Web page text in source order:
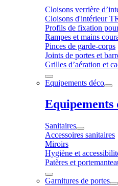
Cloisons verrière
Cloisons d'intérieur
Profils de fixation
Rampes et mains
Pinces de garde-corps
Joints de portes et
Grilles d’aération et
Equipements déco
Equipements
Sanitaires
Accessoires sanitaires
Miroirs
Hygiène et
Patères et
Garnitures de portes